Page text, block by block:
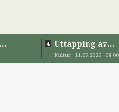
Uttapping av
Stokkavatnet
Kultur - 11.05.2026 - 08:00